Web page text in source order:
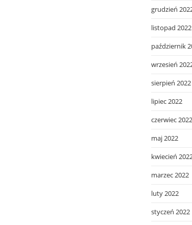
grudzień
listopad 2022
październik
wrzesień
sierpień 2022
lipiec 2022
czerwiec 2022
maj 2022
kwiecień
marzec 2022
luty 2022
styczeń 2022